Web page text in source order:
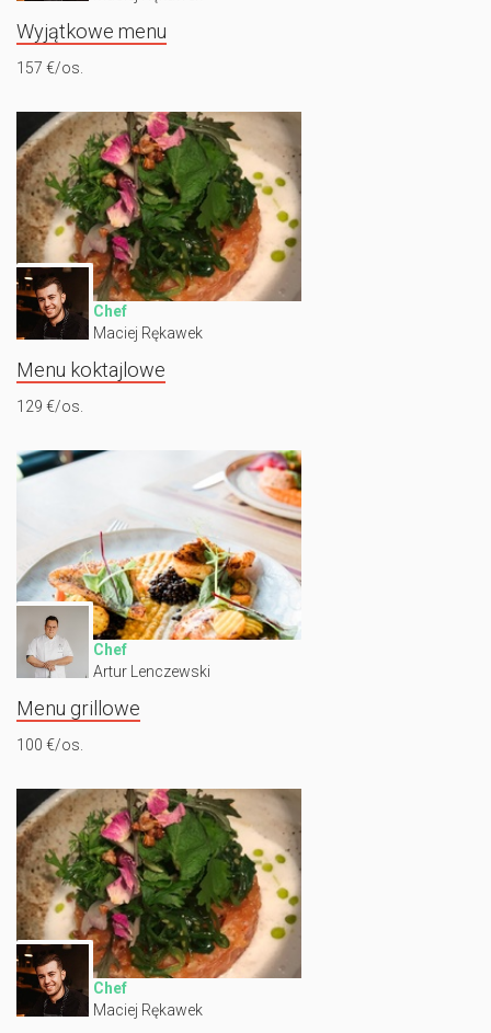
Wyjątkowe menu
157 €/os.
Chef
Maciej Rękawek
Menu koktajlowe
129 €/os.
Chef
Artur Lenczewski
Menu grillowe
100 €/os.
Chef
Maciej Rękawek